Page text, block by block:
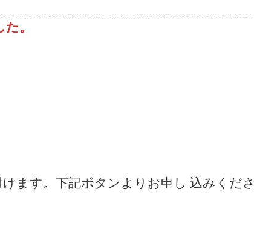
。
ます。下記ボタンよりお申し 込みくだ